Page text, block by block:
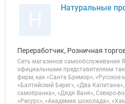
Натуральные
Переработчик, Розничная
Сеть магазинов самообслуживания
официальными представителями
фирм, как «Санта Бремор», «Русское
«Балтийский Берег», «Два
самобранка», «Дядя Ваня», Северо-
«Ресурс», «Академия шоколада»,